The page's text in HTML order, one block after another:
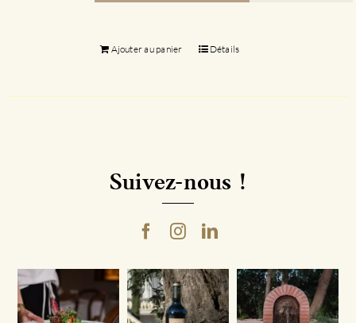
Ajouter au panier Détails
Suivez-nous !